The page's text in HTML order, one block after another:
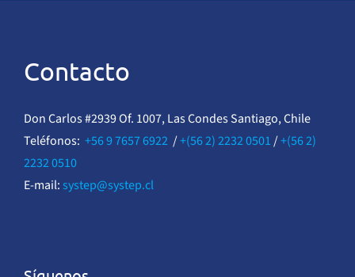
Contacto
Don Carlos #2939 Of. 1007, Las Condes Santiago, Chile
Teléfonos: +56 9 7657 6922/+(56 2) 2232 0501/+(56 2)
2232 0510
E-mail: systep@systep.cl